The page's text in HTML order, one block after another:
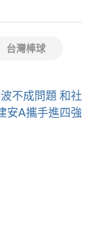
台灣棒球
不成問題 和社
安A攜手進四強